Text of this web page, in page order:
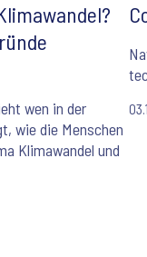
wie die Menschen
Klimawandel und